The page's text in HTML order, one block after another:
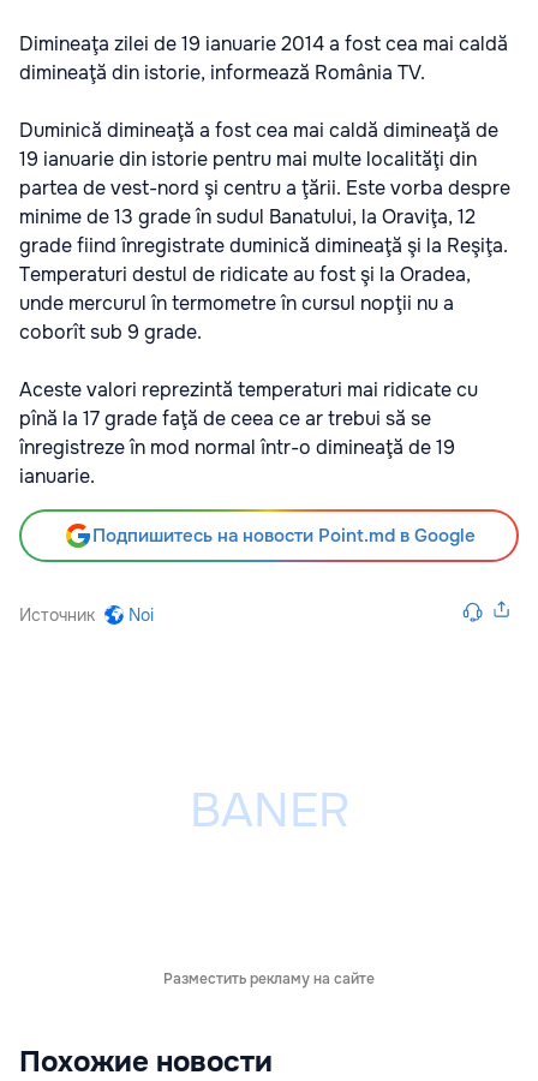
Dimineaţa zilei de 19 ianuarie 2014 a fost cea mai caldă
dimineaţă din istorie, informează România TV.
Duminică dimineaţă a fost cea mai caldă dimineaţă de
19 ianuarie din istorie pentru mai multe localităţi din
partea de vest-nord şi centru a ţării. Este vorba despre
minime de 13 grade în sudul Banatului, la Oraviţa, 12
grade fiind înregistrate duminică dimineaţă şi la Reşiţa.
Temperaturi destul de ridicate au fost şi la Oradea,
unde mercurul în termometre în cursul nopţii nu a
coborît sub 9 grade.
Aceste valori reprezintă temperaturi mai ridicate cu
pînă la 17 grade faţă de ceea ce ar trebui să se
înregistreze în mod normal într-o dimineaţă de 19
ianuarie.
Подпишитесь на новости Point.md в Google
Источник Noi
Разместить рекламу на сайте
Похожие новости